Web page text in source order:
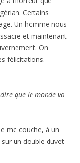
Certains
Un homme nous
et maintenant
On
félicitations.
que le monde va
me couche, à un
un double duvet